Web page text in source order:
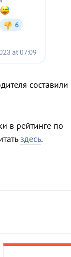
составили
в рейтинге по
здесь.